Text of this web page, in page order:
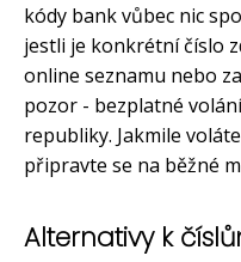
kódy bank vůbec nic
jestli je konkrétní číslo
online seznamu nebo
pozor - bezplatné
republiky. Jakmile
připravte se na běžné
Alternativy k